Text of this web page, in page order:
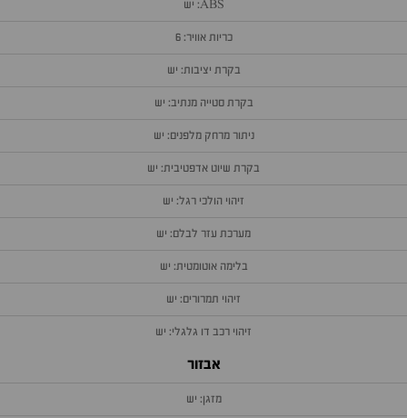
ABS: יש
כריות אוויר: 6
בקרת יציבות: יש
בקרת סטייה מנתיב: יש
ניתור מרחק מלפנים: יש
בקרת שיוט אדפטיבית: יש
זיהוי הולכי רגל: יש
מערכת עזר לבלם: יש
בלימה אוטומטית: יש
זיהוי תמרורים: יש
זיהוי רכב דו גלגלי: יש
אבזור
מזגן: יש